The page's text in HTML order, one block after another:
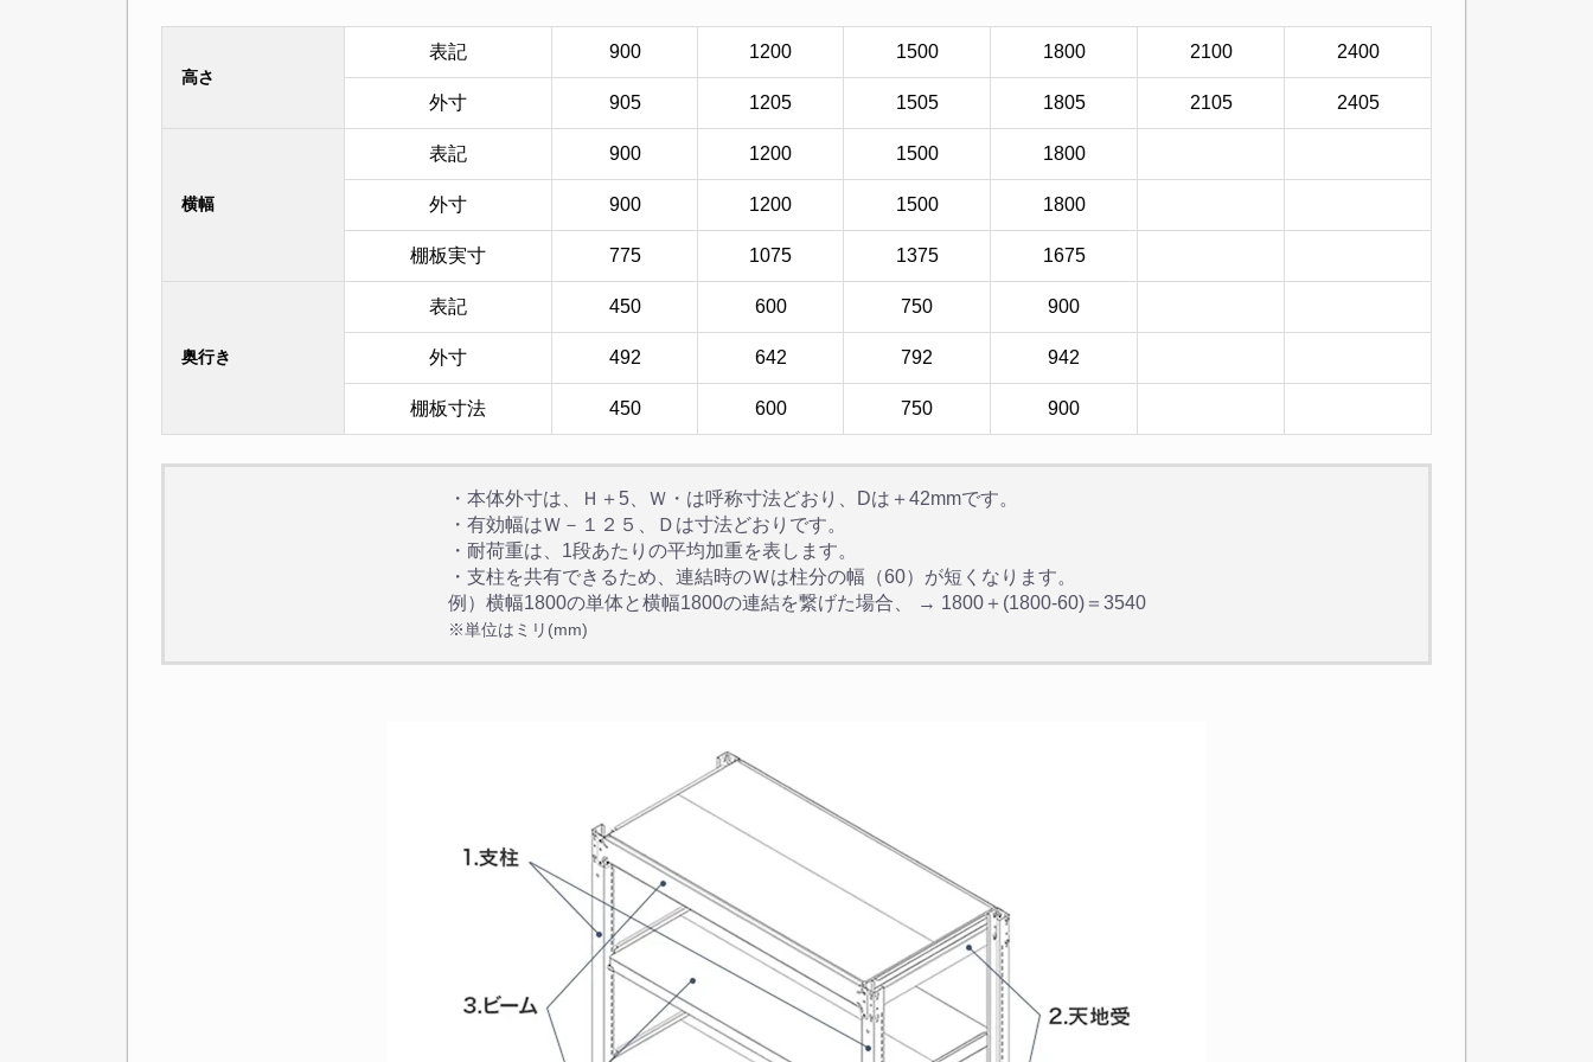
高さ
表記 900 1200 1500 1800 2100 2400
外寸 905 1205 1505 1805 2105 2405
横幅
表記 900 1200 1500 1800
外寸 900 1200 1500 1800
棚板実寸 775 1075 1375 1675
奥行き
表記 450 600 750 900
外寸 492 642 792 942
棚板寸法 450 600 750 900
・本体外寸は、Ｈ＋5、Ｗ・は呼称寸法どおり、Dは＋42mmです。
・有効幅はＷ－１２５、Ｄは寸法どおりです。
・耐荷重は、1段あたりの平均加重を表します。
・支柱を共有できるため、連結時のＷは柱分の幅（60）が短くなります。
例）横幅1800の単体と横幅1800の連結を繋げた場合、 → 1800＋(1800-60)＝3540
※単位はミリ(mm)